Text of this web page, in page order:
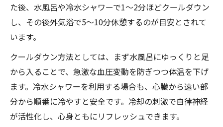
た後、水風呂や冷水シャワーで1～2分ほどクールダウン
し、その後外気浴で5～10分休憩するのが目安とされて
います。
クールダウン方法としては、まず水風呂にゆっくりと足
から入ることで、急激な血圧変動を防ぎつつ体温を下げ
ます。冷水シャワーを利用する場合も、心臓から遠い部
分から順番に冷やすと安全です。冷却の刺激で自律神経
が活性化し、心身ともにリフレッシュできます。